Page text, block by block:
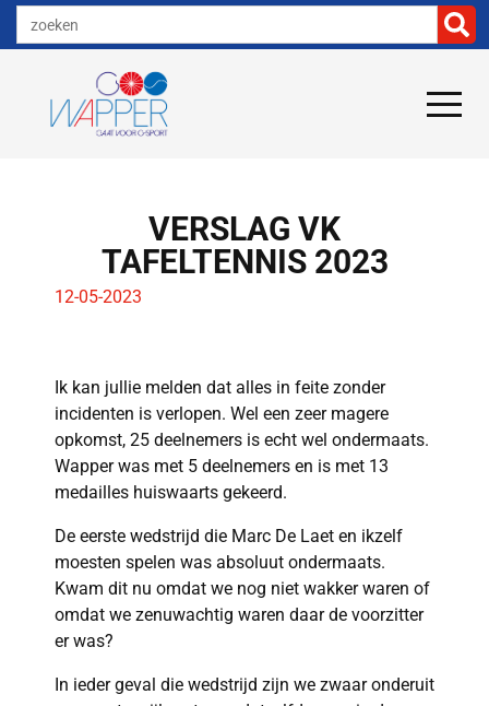
VERSLAG VK
TAFELTENNIS 2023
12-05-2023
Ik kan jullie melden dat alles in feite zonder
incidenten is verlopen. Wel een zeer magere
opkomst, 25 deelnemers is echt wel ondermaats.
Wapper was met 5 deelnemers en is met 13
medailles huiswaarts gekeerd.
De eerste wedstrijd die Marc De Laet en ikzelf
moesten spelen was absoluut ondermaats.
Kwam dit nu omdat we nog niet wakker waren of
omdat we zenuwachtig waren daar de voorzitter
er was?
In ieder geval die wedstrijd zijn we zwaar onderuit